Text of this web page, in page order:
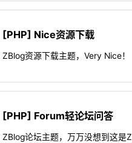
[PHP] Nice资源下载
ZBlog资源下载主题，Very Nice！
[PHP] Forum轻论坛问答
ZBlog论坛主题，万万没想到这是